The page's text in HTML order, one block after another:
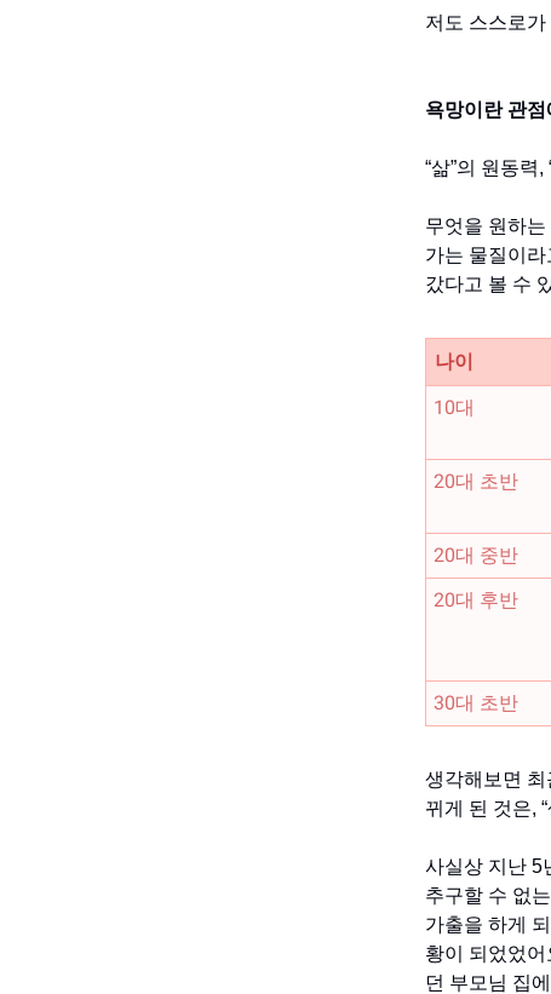
저도 스스로
욕망이란 관
“삶”의 원동력
무엇을 원하
가는 물질이
갔다고 볼 수
나이
10대
20대 초반
20대 중반
20대 후반
30대 초반
생각해보면
뀌게 된 것은,
사실상 지난 5
추구할 수 없
가출을 하게
황이 되었었
던 부모님 집